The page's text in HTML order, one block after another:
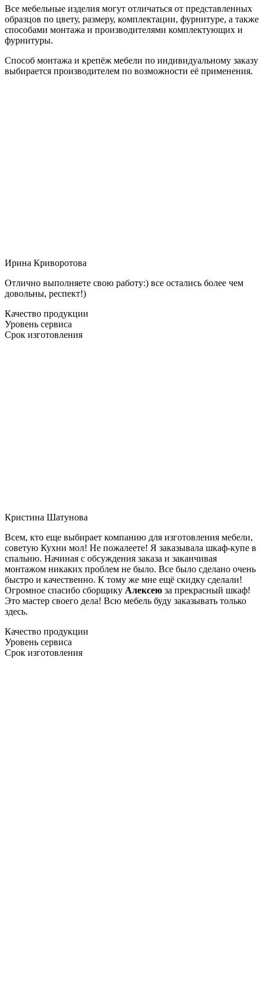
Все мебельные изделия могут отличаться от представленных
образцов по цвету, размеру, комплектации, фурнитуре, а также
способами монтажа и производителями комплектующих и
фурнитуры.
Способ монтажа и крепёж мебели по индивидуальному заказу
выбирается производителем по возможности её применения.
Ирина Криворотова
Отлично выполняете свою работу:) все остались более чем
довольны, респект!)
Качество продукции
Уровень сервиса
Срок изготовления
Кристина Шатунова
Всем, кто еще выбирает компанию для изготовления мебели,
советую Кухни мол! Не пожалеете! Я заказывала шкаф-купе в
спальню. Начиная с обсуждения заказа и заканчивая
монтажом никаких проблем не было. Все было сделано очень
быстро и качественно. К тому же мне ещё скидку сделали!
Огромное спасибо сборщику Алексею за прекрасный шкаф!
Это мастер своего дела! Всю мебель буду заказывать только
здесь.
Качество продукции
Уровень сервиса
Срок изготовления